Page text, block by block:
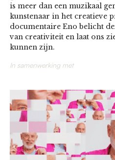
is meer dan een muzikaal
kunstenaar in het creatieve
documentaire Eno belicht
van creativiteit en laat ons
kunnen zijn.
In samenwerking met